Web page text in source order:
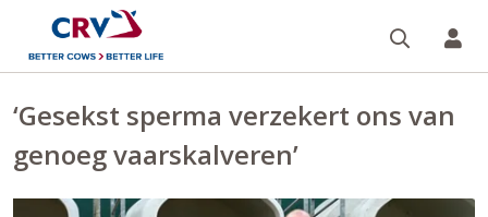
‘Gesekst sperma verzekert ons van
genoeg vaarskalveren’